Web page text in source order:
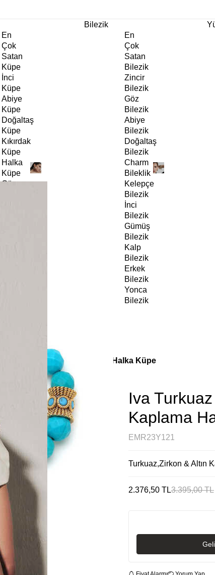
En
Çok
Satan
Küpe
İnci
Küpe
Abiye
Küpe
Doğaltaş
Küpe
Kıkırdak
Küpe
Halka
Küpe
Göz
Bilezik
En
Çok
Satan
Bilezik
Zincir
Bilezik
Göz
Bilezik
Abiye
Bilezik
Doğaltaş
Bilezik
Charm
Bileklik
Kelepçe
Bilezik
İnci
Bilezik
Gümüş
Bilezik
Kalp
Bilezik
Erkek
Bilezik
Yonca
Bilezik
Doğaltaş Altın Kaplama Halka Küpe
Iva
Kaplama
EMR23Y121
Turkuaz,Zirkon & Altın
2.376,50 TL3.395,00TL